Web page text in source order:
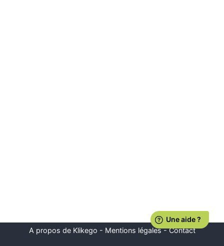
A propos de Klikego - Mentions légales-Contact